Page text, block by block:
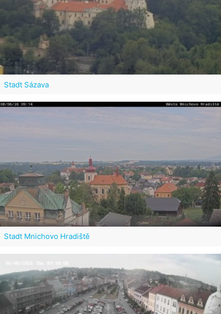
Stadt Sázava
Stadt Mnichovo Hradiště